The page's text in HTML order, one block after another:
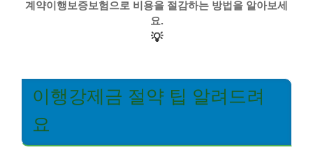
계약이행보증보험으로 비용을 절감하는 방법을 알아보세
요.
💡
이행강제금 절약 팁 알려드려
요